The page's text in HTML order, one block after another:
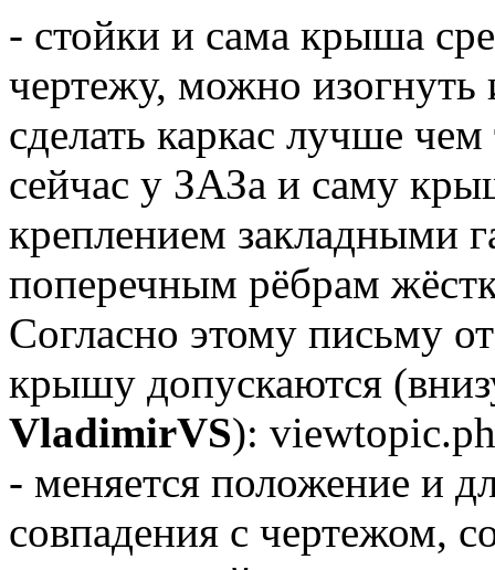
- стойки и сама крыша
чертежу, можно
сделать каркас лучше
сейчас у ЗАЗа и саму
креплением закладными
поперечным рёбрам
Согласно этому письму
крышу допускаются
VladimirVS):
- меняется положение и
совпадения с чертежом,